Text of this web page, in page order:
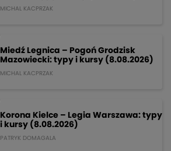
MICHAL KACPRZAK
Miedź Legnica – Pogoń Grodzisk
Mazowiecki: typy i kursy (8.08.2026)
MICHAL KACPRZAK
Korona Kielce – Legia Warszawa: typy
i kursy (8.08.2026)
PATRYK DOMAGALA